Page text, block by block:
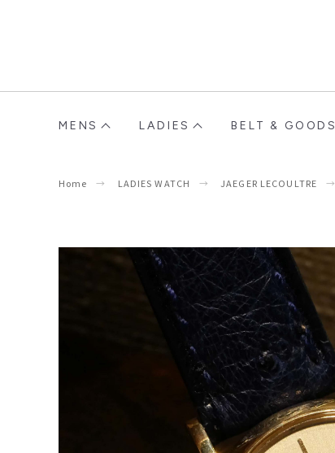
MENS LADIES BELT & GOODS
Home LADIES WATCH JAEGER LECOULTRE